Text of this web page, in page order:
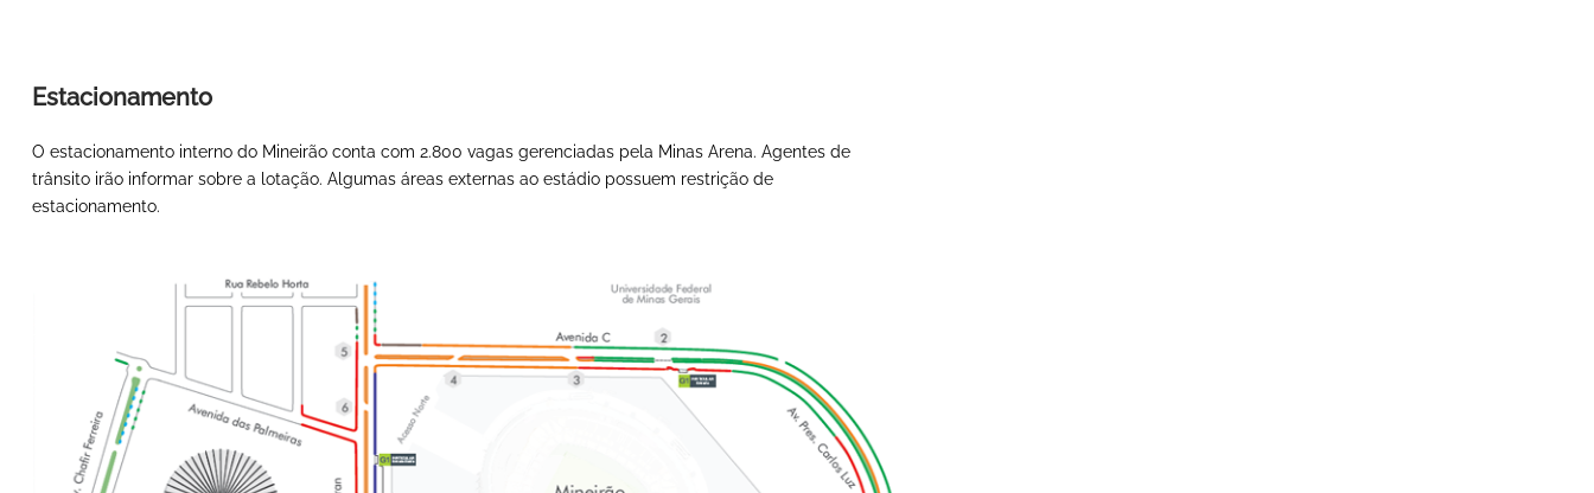
Estacionamento
O estacionamento interno do Mineirão conta com 2.800 vagas gerenciadas pela Minas Arena. Agentes de
trânsito irão informar sobre a lotação. Algumas áreas externas ao estádio possuem restrição de
estacionamento.